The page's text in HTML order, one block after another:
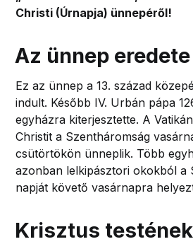
Christi (Úrnapja) ünnepéről!
Az ünnep eredete
Ez az ünnep a 13. század
indult. Később IV. Urbán pápa
egyházra kiterjesztette. A
Christit a Szentháromság
csütörtökön ünneplik. Több
azonban lelkipásztori okokból a
napját követő vasárnapra
Krisztus